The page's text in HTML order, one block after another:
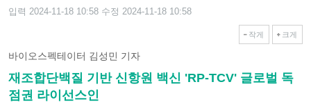
입력 2024-11-18 10:58 수정 2024-11-18 10:58
작게 크게
바이오스펙테이터 김성민 기자
재조합단백질 기반 신항원 백신 'RP-TCV' 글로벌 독
점권 라이선스인